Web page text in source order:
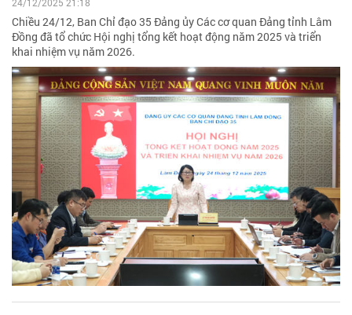
Chiều 24/12, Ban Chỉ đạo 35 Đảng ủy Các cơ quan Đảng tỉnh Lâm
Đồng đã tổ chức Hội nghị tổng kết hoạt động năm 2025 và triển
khai nhiệm vụ năm 2026.